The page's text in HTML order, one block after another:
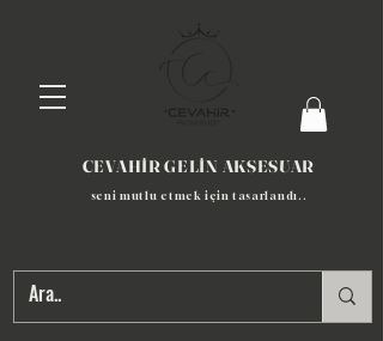
CEVAHİR GELİN AKSESUAR
seni mutlu etmek için tasarlandı​..